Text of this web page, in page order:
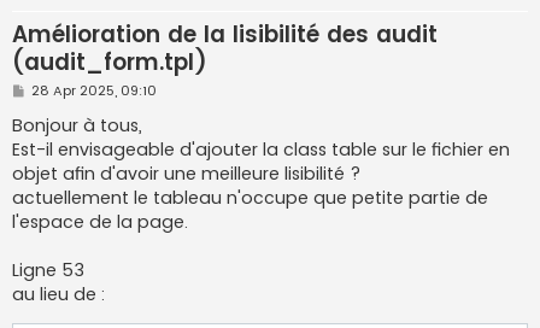
Amélioration de la lisibilité des audit
(audit_form.tpl)
P
s
t
28 Apr 2025, 09:10
Bonjour à tous,
Est-il envisageable d'ajouter la class table sur le fichier en
objet afin d'avoir une meilleure lisibilité ?
actuellement le tableau n'occupe que petite partie de
l'espace de la page.
Ligne 53
au lieu de :